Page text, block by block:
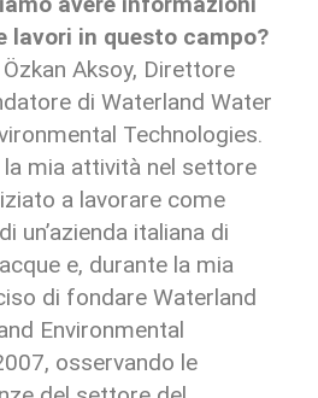
lavori in questo campo?
Aksoy, Direttore
di Waterland Water
Technologies.
mia attività nel settore
a lavorare come
un’azienda italiana di
e, durante la mia
di fondare Waterland
Environmental
osservando le